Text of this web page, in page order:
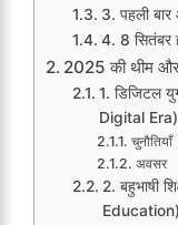
3. पहली
4. 8 सितंबर
2025 की थीम
1. डिजिटल
Digital Era)
चुनौतियाँ
अवसर
2. बहुभाषी
Education)